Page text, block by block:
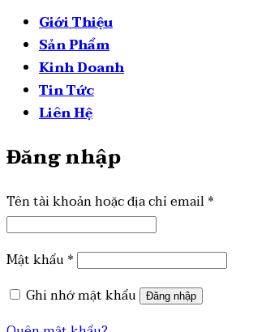
Giới Thiệu
Sản Phẩm
Kinh Doanh
Tin Tức
Liên Hệ
Đăng nhập
Tên tài khoản hoặc địa chỉ email*
Mật khẩu *
Ghi nhớ mật khẩu
Đăng nhập